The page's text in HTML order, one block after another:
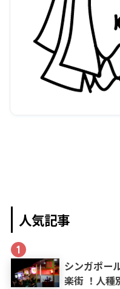
人気記事
1
シンガポー
楽街 ！人種